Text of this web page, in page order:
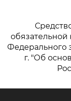
обязательной
Федерального
г. "Об